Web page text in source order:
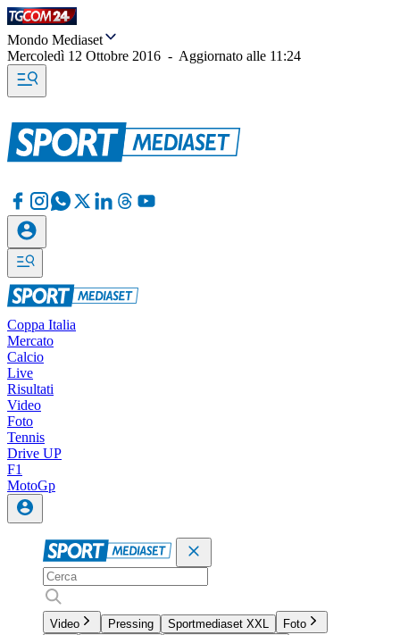
Mondo Mediaset
Mercoledì 12 Ottobre 2016 - Aggiornato alle 11:24
Coppa Italia
Mercato
Calcio
Live
Risultati
Video
Foto
Tennis
Drive UP
F1
MotoGp
Video Pressing Sportmediaset XXL
Foto